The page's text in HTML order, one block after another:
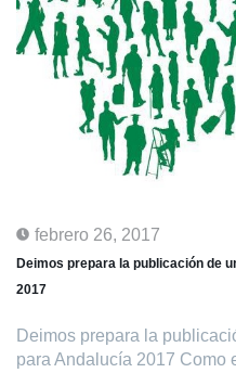
febrero 26, 2017
Deimos prepara la publicación de
2017
Deimos prepara la
para Andalucía 2017 Como